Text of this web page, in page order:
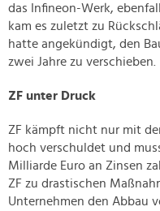
das Infineon-Werk,
kam es zuletzt zu
hatte angekündigt, den
zwei Jahre zu verschieben.
ZF unter Druck
ZF kämpft nicht nur mit
hoch verschuldet und
Milliarde Euro an Zinsen
ZF zu drastischen
Unternehmen den Abbau